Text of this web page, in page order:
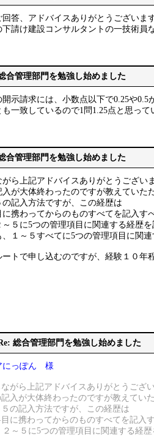
回答、アドバイスありがとうございま
下請け建設コンサルタントの一技術員
合管理部門を勉強し始めました
示請求には、小数点以下で0.25や0.5
も一致しているので1問1.25点と思って
合管理部門を勉強し始めました
がら上記アドバイスありがとうござい
入が大体終わったのですが教えていた
記入方法ですが、この経歴は
携わってからのものすべてを記入す
～５に5つの管理項目に関連する経歴
１～５すべてに5つの管理項目に関
ートで申し込むのですが、経験１０
総合管理部門を勉強し始めました
にっぽん 様
がら上記アドバイスありがとうござ
入が大体終わったのですが教えてい
の記入方法ですが、この経歴は
に携わってからのものすべてを記入
２～５に5つの管理項目に関連する経